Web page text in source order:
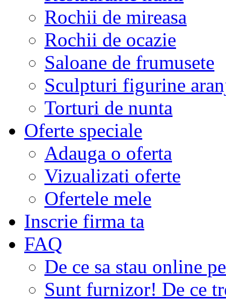
Rochii de mireasa
Rochii de ocazie
Saloane de frumusete
Sculpturi figurine
Torturi de nunta
Oferte speciale
Adauga o oferta
Vizualizati oferte
Ofertele mele
Inscrie firma ta
FAQ
De ce sa stau online
Sunt furnizor! De ce